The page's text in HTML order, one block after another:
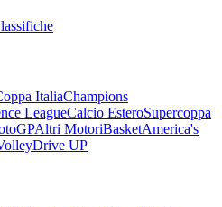
ItaliaChampions
LeagueCalcio EsteroSupercoppa
Altri MotoriBasketAmerica's
Drive UP